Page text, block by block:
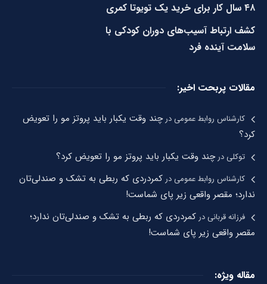
۴۸ سال کار برای خرید یک تویوتا کمری
کشف ارتباط آسیب‌های دوران کودکی با
سلامت آینده فرد
مقالات پربحت اخیر:
کارشناس روابط عمومیدرچند وقت یکبار باید پروتز مو را تعویض
کرد؟
توکلیدرچند وقت یکبار باید پروتز مو را تعویض کرد؟
کارشناس روابط عمومیدر کمردردی که ربطی به تشک و صندلی‌تان
ندارد؛ مقصر واقعی زیر پای شماست!
فرزانه قربانیدر کمردردی که ربطی به تشک و صندلی‌تان ندارد؛
مقصر واقعی زیر پای شماست!
مقاله ویژه: